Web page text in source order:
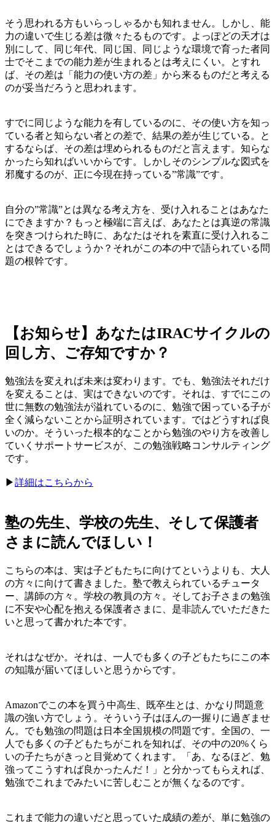
そう思われる方もいらっしゃるかも知れません。しかし、能
力の違いで生じる差は微々たるものです。よっぽどの天才は
別にして、同じ年代、同じ国、同じような環境で育った者同
士でそこまでの能力差が生まれるとは考えにくい。とすれ
ば、その差は「能力の使い方の差」から来るものだと考える
のが妥当だろうと思われます。
すでに同じような能力を有しているのに、その使い方を知っ
ている者と知らない者との差で、結果の差が生じている。と
するならば、その差は埋められるものだと言えます。知らな
かったら知ればいいからです。しかしそのシンプルな図式を
邪魔するのが、正に今現在持っている”常識”です。
自分の”常識”とは異なる考え方を、受け入れることはあなた
にできますか？もっと極端に言えば、あなたとは真逆の常識
を突きつけられた時に、あなたはそれを素直に受け入れるこ
とはできるでしょうか？それがこの本の中で語られている問
題の根幹です。
【お知らせ】あなたはIRACサイクルの
回し方、ご存知ですか？
勉強法を変えれば未来は変わります。でも、勉強法それだけ
を変えることは、実はできないのです。それは、すでにこの
世に無数の勉強法が溢れているのに、勉強で困っている子が
全く減らないことから証明されています。ではどうすれば良
いのか。そういった根本的なことから勉強のやり方を改善し
ていくサポートサービスが、この勉強戦略コンサルティング
です。
▶︎詳細はこちらから
塾の先生、学校の先生、そして保護者
さまに読んでほしい！
こちらの本は、実は子どもたちに向けてというよりも、大人
の方々に向けて書きました。塾で教えられているチュータ
ー、講師の方々。学校の教員の方々。そしてお子さまの勉強
に不安や心配を抱える保護者さまに、是非読んでいただきた
いと思って書かれた本です。
それはなぜか。それは、一人でも多くの子どもたちにこの本
の知識が届いてほしいと思うからです。
Amazonでこの本を買う中高生、既卒生とは、かなり問題意
識の強い方でしょう。そういう子はほんの一握りに過ぎませ
ん。でも勉強の問題は日本全国規模の問題です。全国の、一
人でも多くの子どもたちがこれを知れば、その中の20%くら
いの子たちがきっと目覚めてくれます。「あ、なるほど、勉
強ってこうすれば良かったんだ！」と分かってもらえれば、
勉強でこれまでみたいに苦しむことが無くなるのです。
これまで能力の違いだと思っていた成績の差が、単に勉強の